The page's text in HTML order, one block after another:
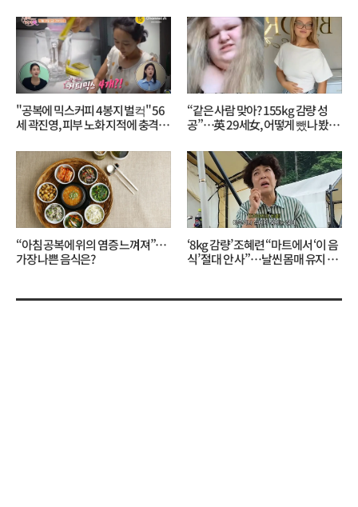
"공복에 믹스커피 4봉지 벌컥" 56
세 곽진영, 피부 노화 지적에 충격…
“같은 사람 맞아? 155kg 감량 성
공”…英 29세女, 어떻게 뺐나 봤더
“아침 공복에 위의 염증 느껴져”…
가장 나쁜 음식은?
‘8kg 감량’ 조혜련 “마트에서 ‘이 음
식’ 절대 안 사”…날씬 몸매 유지 비